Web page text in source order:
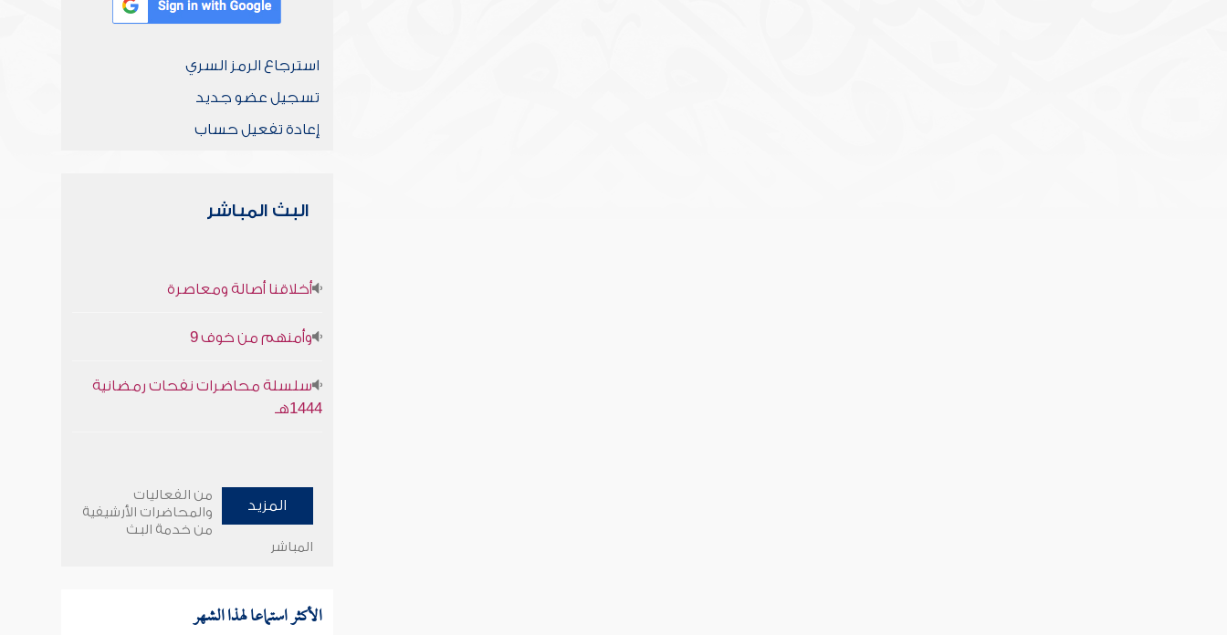
استرجاع الرمز السري
تسجيل عضو جديد
إعادة تفعيل حساب
البث المباشر
أخلاقنا أصالة ومعاصرة
وأمنهم من خوف 9
سلسلة محاضرات نفحات رمضانية
1444هـ
المزيد
من الفعاليات
والمحاضرات الأرشيفية
من خدمة البث
المباشر
الأكثر استماعا لهذا الشهر